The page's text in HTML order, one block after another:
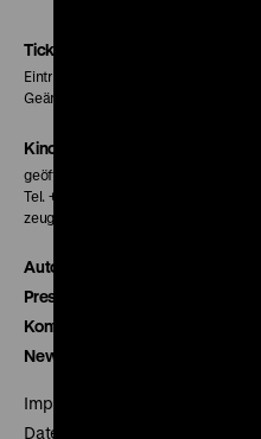
Tickets
Eintritt 5 €
Geänderte Preise sind im Programm
Kinokasse
geöffnet 30 Minuten vor Beginn der
Tel. + 49 30 20304-770
zeughauskino@dhm.de
Autor*innen
Presse
Kontakt
Newsletter
Impressum
Datenschutz